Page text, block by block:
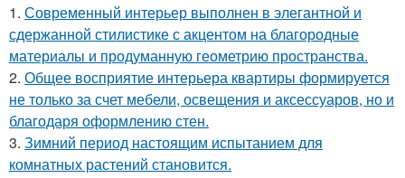
1. Современный интерьер выполнен в элегантной и
сдержанной стилистике с акцентом на благородные
материалы и продуманную геометрию пространства.
2. Общее восприятие интерьера квартиры формируется
не только за счет мебели, освещения и аксессуаров, но и
благодаря оформлению стен.
3. Зимний период настоящим испытанием для
комнатных растений становится.